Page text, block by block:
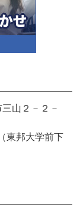
山２－２－
東邦大学前下